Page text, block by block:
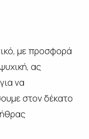
με προσφορά
ας
να
στον δέκατο